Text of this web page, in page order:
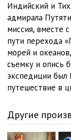
Индийский и
адмирала
миссия, вместе
пути перехода
морей и
съемку и опись
экспедиции был
путешествие в
Другие